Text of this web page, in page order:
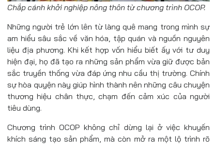
Chắp cánh khởi nghiệp nông thôn từ chương trình OCOP.
Những người trẻ lớn lên từ làng quê mang trong mình sự
am hiểu sâu sắc về văn hóa, tập quán và nguồn nguyên
liệu địa phương. Khi kết hợp vốn hiểu biết ấy với tư duy
hiện đại, họ đã tạo ra những sản phẩm vừa giữ được bản
sắc truyền thống vừa đáp ứng nhu cầu thị trường. Chính
sự hòa quyện này giúp hình thành nên những câu chuyện
thương hiệu chân thực, chạm đến cảm xúc của người
tiêu dùng.
Chương trình OCOP không chỉ dừng lại ở việc khuyến
khích sáng tạo sản phẩm, mà còn mở ra một lộ trình rõ